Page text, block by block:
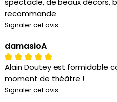
spectacle, de beaux décors,
recommande
Signaler cet avis
damasioA
Alain Doutey est formidable
moment de théâtre !
Signaler cet avis